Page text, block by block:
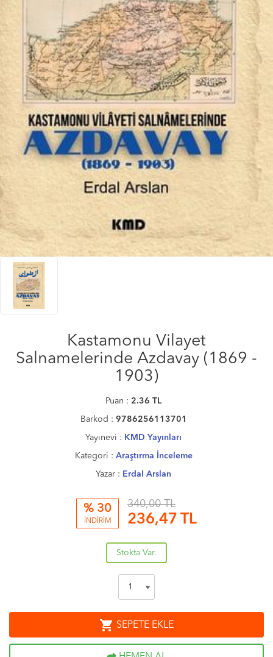
Kastamonu Vilayet
Salnamelerinde Azdavay (1869 -
1903)
Puan : 2.36 TL
Barkod : 9786256113701
Yayınevi : KMD Yayınları
Kategori : Araştırma İnceleme
Yazar : Erdal Arslan
% 30
İNDİRİM
340,00 TL
236,47 TL
Stokta Var.
shopping_cart SEPETE EKLE